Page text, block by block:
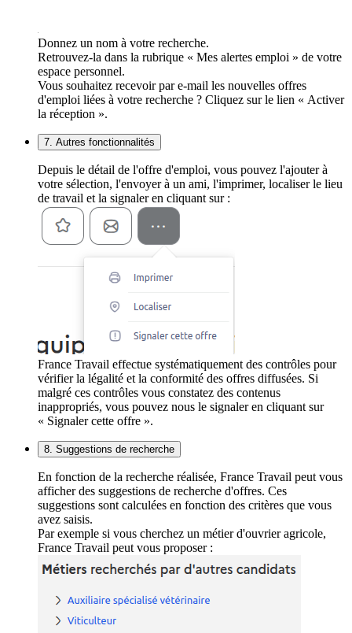
Donnez un nom à votre recherche.
Retrouvez-la dans la rubrique « Mes alertes emploi » de votre
espace personnel.
Vous souhaitez recevoir par e-mail les nouvelles offres
d'emploi liées à votre recherche ? Cliquez sur le lien « Activer
la réception ».
7. Autres fonctionnalités
Depuis le détail de l'offre d'emploi, vous pouvez l'ajouter à
votre sélection, l'envoyer à un ami, l'imprimer, localiser le lieu
de travail et la signaler en cliquant sur :
France Travail effectue systématiquement des contrôles pour
vérifier la légalité et la conformité des offres diffusées. Si
malgré ces contrôles vous constatez des contenus
inappropriés, vous pouvez nous le signaler en cliquant sur
« Signaler cette offre ».
8. Suggestions de recherche
En fonction de la recherche réalisée, France Travail peut vous
afficher des suggestions de recherche d'offres. Ces
suggestions sont calculées en fonction des critères que vous
avez saisis.
Par exemple si vous cherchez un métier d'ouvrier agricole,
France Travail peut vous proposer :